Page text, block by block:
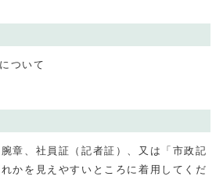
ついて
章、社員証（記者証）、又は「市政記
かを見えやすいところに着用してくだ